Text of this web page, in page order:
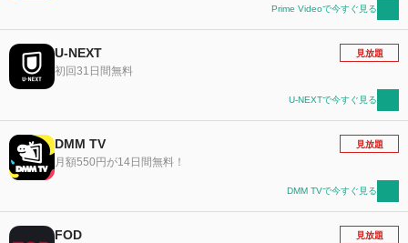
Prime Videoで今すぐ見る
U-NEXT
初回31日間無料
見放題
U-NEXTで今すぐ見る
DMM TV
月額550円が14日間無料！
見放題
DMM TVで今すぐ見る
FOD 見放題